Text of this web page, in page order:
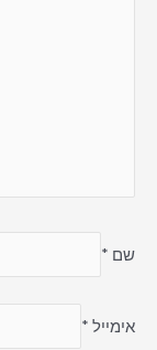
שם *
אימייל *